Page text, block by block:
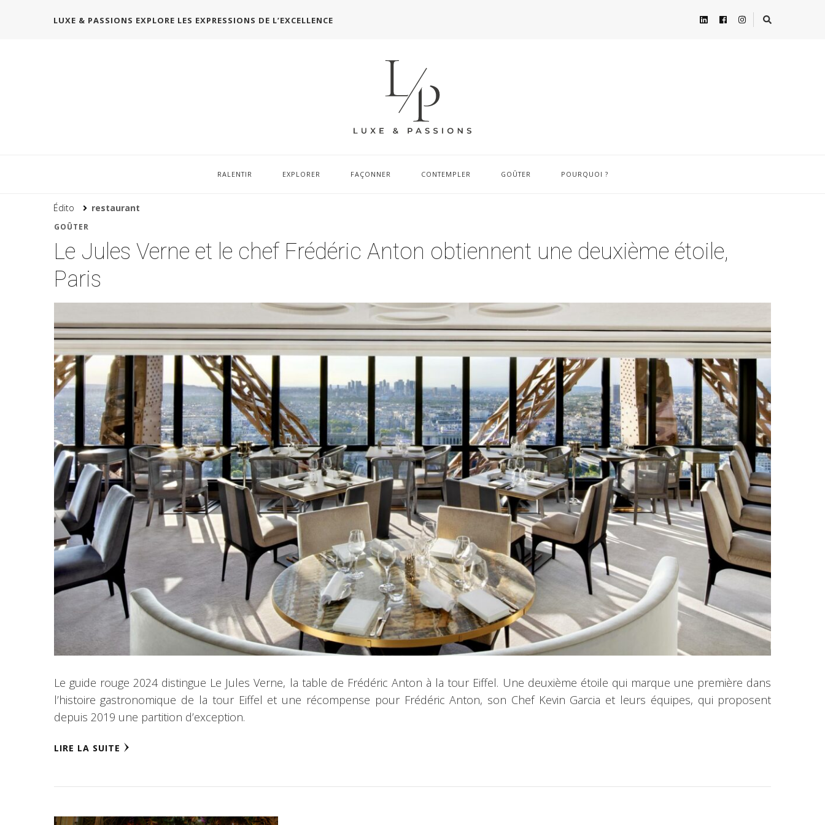
LUXE & PASSIONS EXPLORE LES EXPRESSIONS DE L’EXCELLENCE
RALENTIR EXPLORER FAÇONNER CONTEMPLER GOÛTER POURQUOI ?
Édito restaurant
GOÛTER
Le Jules Verne et le chef Frédéric Anton obtiennent une deuxième étoile,
Paris
Le guide rouge 2024 distingue Le Jules Verne, la table de Frédéric Anton à la tour Eiffel. Une deuxième étoile qui marque une première dans
l’histoire gastronomique de la tour Eiffel et une récompense pour Frédéric Anton, son Chef Kevin Garcia et leurs équipes, qui proposent
depuis 2019 une partition d’exception.
LIRE LA SUITE